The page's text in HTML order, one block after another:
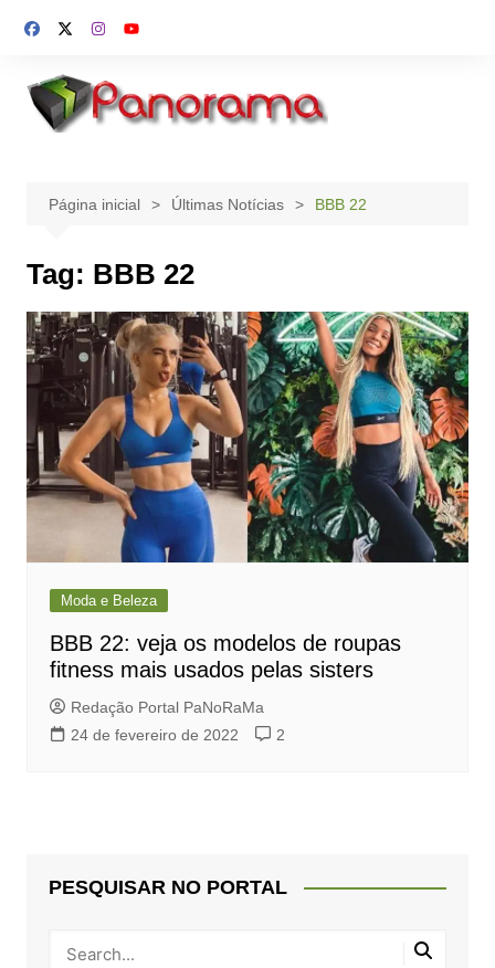
para
conteúdo
Página inicial Últimas Notícias BBB 22
Tag: BBB 22
Moda e Beleza
BBB 22: veja os modelos de roupas
fitness mais usados pelas sisters
Redação Portal PaNoRaMa
24 de fevereiro de 2022
2
PESQUISAR NO PORTAL